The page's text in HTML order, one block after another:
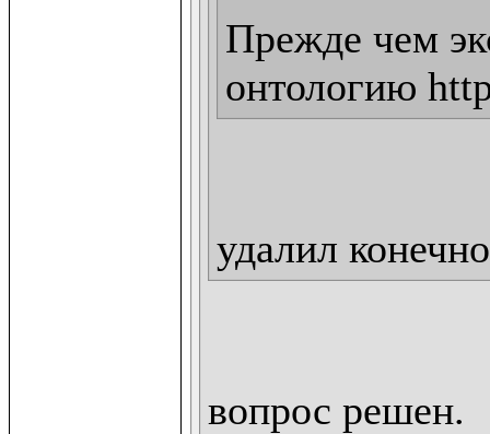
Прежде чем
онтологию
удалил
вопрос решен.